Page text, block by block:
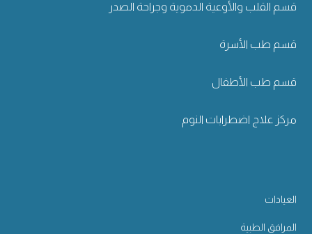
قسم القلب والأوعية الدموية وجراحة الصدر
قسم طب الأسرة
قسم طب الأطفال
مركز علاج اضطرابات النوم
العيادات
المرافق الطبية